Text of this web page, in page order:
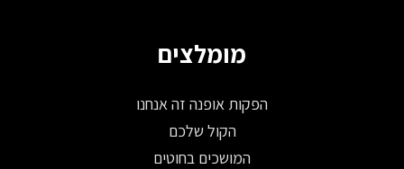
מומלצים
הפקות אופנה זה אנחנו
הקול שלכם
המושכים בחוטים